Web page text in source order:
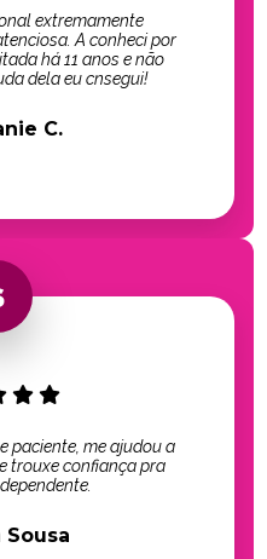
extremamente
A conheci por
há 11 anos e não
dela eu cnsegui!
C.
paciente, me ajudou a
trouxe confiança pra
Sousa